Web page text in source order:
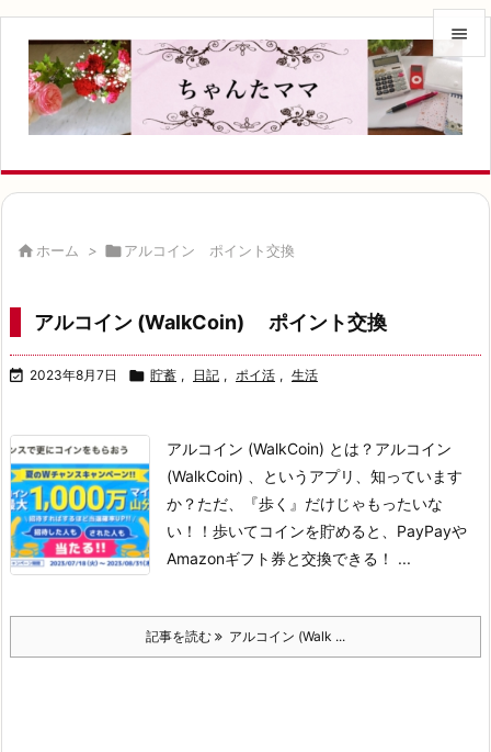


メニュ


 ホーム > アルコイン ポイント交換
アルコイン (WalkCoin) ポイント交換
 2023年8月7日  貯蓄 , 日記 , ポイ活 , 生活
アルコイン (WalkCoin) とは？アルコイン
(WalkCoin) 、というアプリ、知っています
か？ ただ、『歩く』だけじゃもったいな
い！！ 歩いてコインを貯めると、PayPayや
Amazonギフト券と交換できる！ ...
記事を読む アルコイン (Walk ...